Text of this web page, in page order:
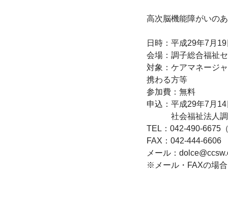
高次脳機能障がいの
日時：平成29年7月
会場：調子総合福祉
対象：ケアマネージ
携わる方等
参加費：無料
申込：平成29年7月
社会福祉法人調
TEL：042-490-6675
FAX：042-444-6606
メール：
※メール・FAXの場